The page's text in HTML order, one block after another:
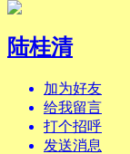
陆桂清
加为好友
给我留言
打个招呼
发送消息